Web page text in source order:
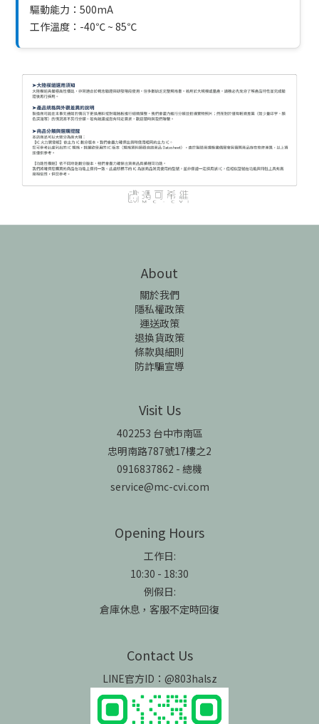
驅動能力：500mA
工作溫度：-40℃ ~ 85℃
About
關於我們
隱私權政策
運送政策
退換貨政策
條款與細則
防詐騙宣導
Visit Us
402253 台中市南區
忠明南路787號17樓之2
0916837862 - 總機
service@mc-cvi.com
Opening Hours
工作日:
10:30 - 18:30
例假日:
倉庫休息，客服不定時回復
Contact Us
LINE官方ID：@803halsz